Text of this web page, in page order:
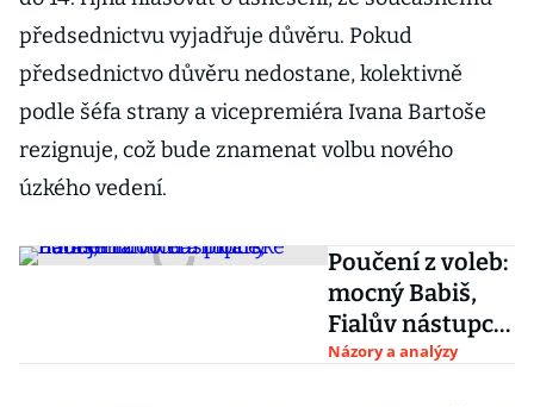
předsednictvu vyjadřuje důvěru. Pokud
předsednictvo důvěru nedostane, kolektivně
podle šéfa strany a vicepremiéra Ivana Bartoše
rezignuje, což bude znamenat volbu nového
úzkého vedení.
Poučení z voleb:
mocný Babiš,
Fialův nástupce,
naděje lidovců a
Názory a analýzy